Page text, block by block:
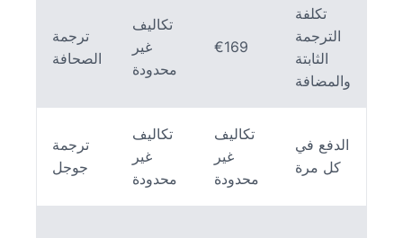
ترجمة
الصحافة
تكاليف
غير
محدودة
€169
تكلفة
الترجمة
الثابتة
والمضافة
ترجمة
جوجل
تكاليف
غير
محدودة
تكاليف
غير
محدودة
الدفع في
كل مرة